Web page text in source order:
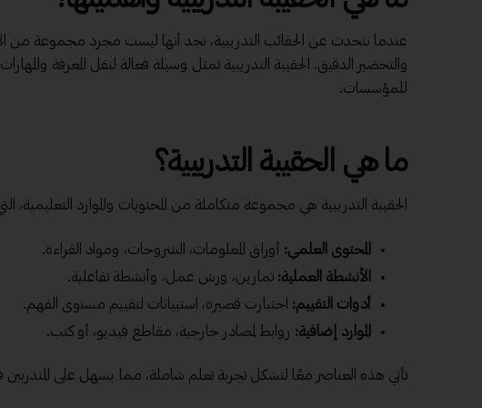
عندما نتحدث عن الحقائب التدريبية، نجد أنها ليست مجرد مجموعة من
والتحضير الدقيق. الحقيبة التدريبية تمثل وسيلة فعالة لنقل المعرفة
للمؤسسات.
ما هي الحقيبة التدريبية؟
الحقيبة التدريبية هي مجموعة متكاملة من المحتويات والموارد التعليمية،
المحتوى العلمي: أوراق المعلومات، الشروحات، ومواد القراءة.
الأنشطة العملية: تمارين، ورش عمل، وأنشطة تفاعلية.
أدوات التقييم: اختبارت قصيرة، استبيانات لتقييم مستوى الفهم.
الموارد إضافية: روابط لمصادر خارجية، مقاطع فيديو، أو كتب.
تأتي هذه العناصر معًا لتشكل تجربة تعلم شاملة، مما يسهل على